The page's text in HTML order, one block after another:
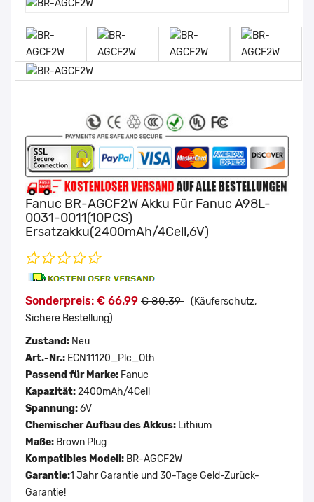
Fanuc BR-AGCF2W Akku Für Fanuc A98L-
0031-0011(10PCS)
Ersatzakku(2400mAh/4Cell,6V)
Sonderpreis: € 66.99 € 80.39 (Käuferschutz,
Sichere Bestellung)
Zustand: Neu
Art.-Nr.: ECN11120_Plc_Oth
Passend für Marke: Fanuc
Kapazität:2400mAh/4Cell
Spannung:6V
Chemischer Aufbau des Akkus: Lithium
Maße: Brown Plug
Kompatibles Modell: BR-AGCF2W
Garantie:1 Jahr Garantie und 30-Tage Geld-Zurück-
Garantie!